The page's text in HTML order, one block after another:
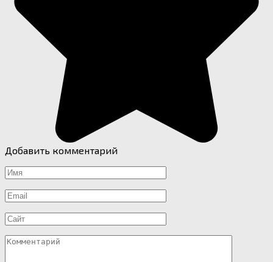
Добавить комментарий
Имя
*
Email
*
Сайт
Комментарий